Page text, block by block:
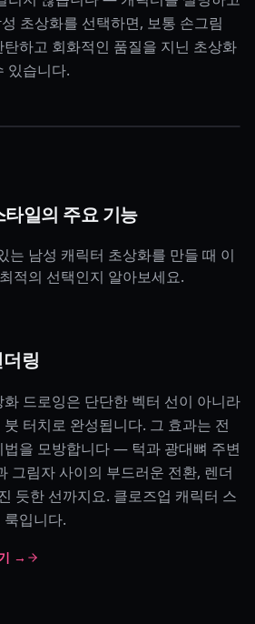
초상화를 선택하면, 보통 손그림
하고 회화적인 품질을 지닌 초상화
있습니다.
타일의 주요 기능
는 남성 캐릭터 초상화를 만들 때 이
적의 선택인지 알아보세요.
링
드로잉은 단단한 벡터 선이 아니라
터치로 완성됩니다. 그 효과는 전
법을 모방합니다 — 턱과 광대뼈 주변
그림자 사이의 부드러운 전환, 렌더
듯한 선까지요. 클로즈업 캐릭터 스
입니다.
→